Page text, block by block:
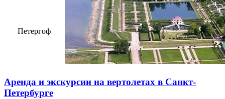
Петергоф
Аренда и экскурсии на вертолетах в Санкт-
Петербурге